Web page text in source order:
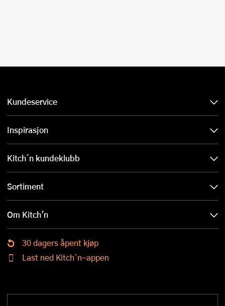
Kundeservice
Inspirasjon
Kitch´n kundeklubb
Sortiment
Om Kitch'n
30 dagers åpent kjøp
Last ned Kitch´n-appen